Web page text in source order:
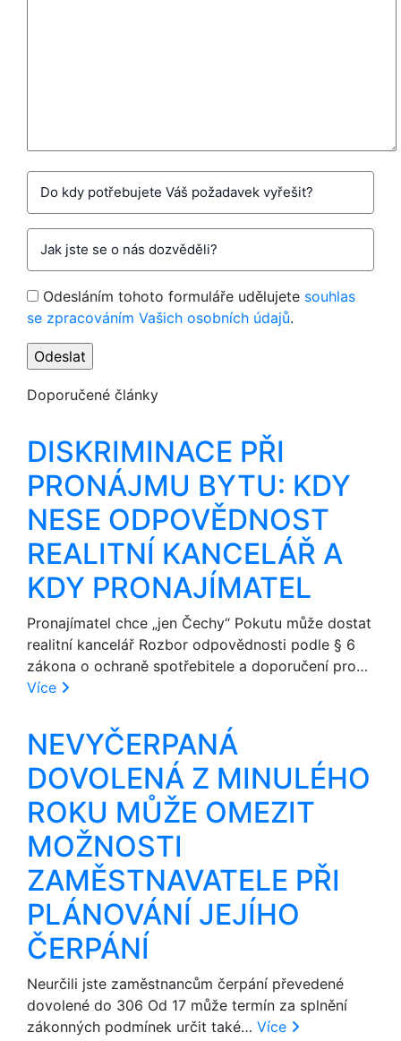
Odesláním tohoto formuláře udělujete souhlas
se zpracováním Vašich osobních údajů.
Doporučené články
DISKRIMINACE PŘI
PRONÁJMU BYTU: KDY
NESE ODPOVĚDNOST
REALITNÍ KANCELÁŘ A
KDY PRONAJÍMATEL
Pronajímatel chce „jen Čechy“ Pokutu může dostat
realitní kancelář Rozbor odpovědnosti podle § 6
zákona o ochraně spotřebitele a doporučení pro…
Více
NEVYČERPANÁ
DOVOLENÁ Z MINULÉHO
ROKU MŮŽE OMEZIT
MOŽNOSTI
ZAMĚSTNAVATELE PŘI
PLÁNOVÁNÍ JEJÍHO
ČERPÁNÍ
Neurčili jste zaměstnancům čerpání převedené
dovolené do 306 Od 17 může termín za splnění
zákonných podmínek určit také… Více